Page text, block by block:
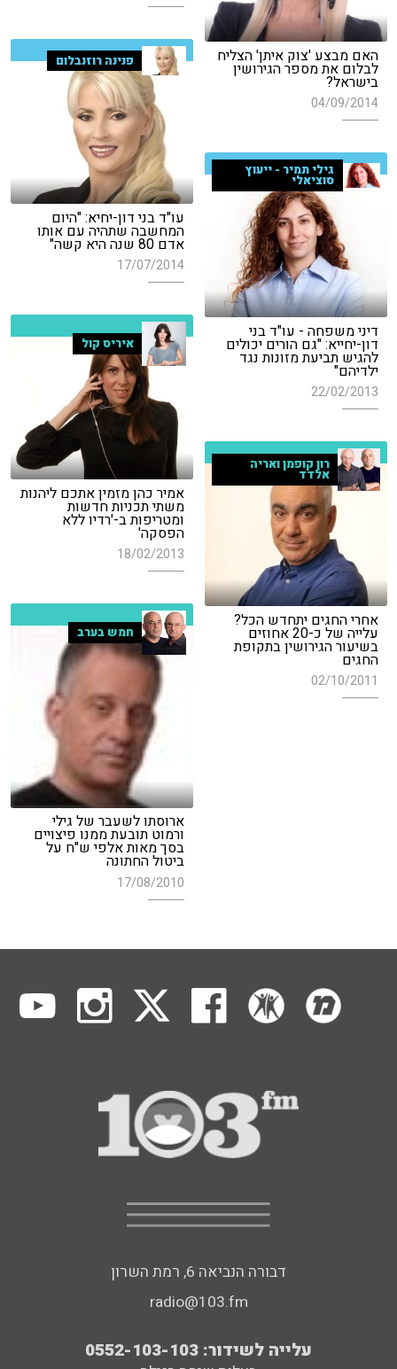
האם מבצע 'צוק איתן' הצליח
לבלום את מספר הגירושין
בישראל?
04/09/2014
פנינה רוזנבלום
עו"ד בני דון-יחיא: "היום
המחשבה שתהיה עם אותו
אדם 80 שנה היא קשה"
17/07/2014
גילי תמיר - ייעוץ
סוציאלי
דיני משפחה - עו"ד בני
דון-יחייא: "גם הורים יכולים
להגיש תביעת מזונות נגד
ילדיהם"
22/02/2013
איריס קול
אמיר כהן מזמין אתכם ליהנות
משתי תכניות חדשות
ומטריפות ב-'רדיו ללא
הפסקה'
18/02/2013
רון קופמן ואריה
אלדד
אחרי החגים יתחדש הכל?
עלייה של כ-20 אחוזים
בשיעור הגירושין בתקופת
החגים
02/10/2011
חמש בערב
ארוסתו לשעבר של גילי
ורמוט תובעת ממנו פיצויים
בסך מאות אלפי ש"ח על
ביטול החתונה
17/08/2010
דבורה הנביאה 6, רמת השרון
radio@103.fm
עלייה לשידור: 0552-103-103